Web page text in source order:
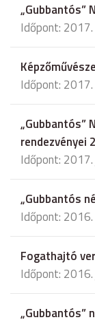
„Gubbantós”
Időpont:
Időpont:
„Gubbantós”
rendezvényei
Időpont: 2017.
„Gubbantós
Időpont:
Fogathajtó
Időpont: 2016.
„Gubbantós”